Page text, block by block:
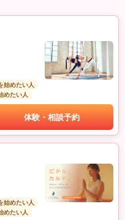
始めたい人
めたい人
体験・相談予約
始めたい人
めたい人